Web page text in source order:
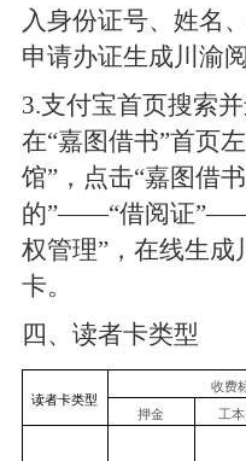
入身份证号、姓名
申请办证生成川渝
3.支付宝首页搜索并
在“嘉图借书”首页
馆”，点击“嘉图借
的”——“借阅证
权管理”，在线生成
卡。
四、读者卡类型
读者卡类型
收费
押金 工